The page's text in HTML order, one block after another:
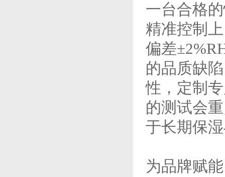
一台合格
精准控制
偏差
的品质缺
性，定制
的测试会
于长期保
为品牌赋